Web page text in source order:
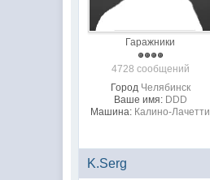
Гаражники
4728 сообщений
Город Челябинск
Ваше имя: DDD
Машина: Калино-Лачетти
K.Serg